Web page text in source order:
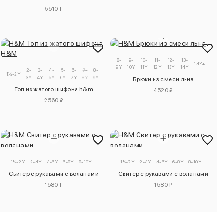
5510 ₽
1½-2Y
2-
3Y
3-
4Y
4-
5Y
5-
6Y
6-
7Y
7-
8Y
8-
9Y
Топ из жатого шифона h&m
2560 ₽
8-
9Y
9-
10Y
10-
11Y
11-
12Y
12-
13Y
13-
14Y
14Y+
Брюки из смеси льна
4520 ₽
1½-2Y 2-4Y 4-6Y 6-8Y 8-10Y
Свитер с рукавами с воланами
1580 ₽
1½-2Y 2-4Y 4-6Y 6-8Y 8-10Y
Свитер с рукавами с воланами
1580 ₽